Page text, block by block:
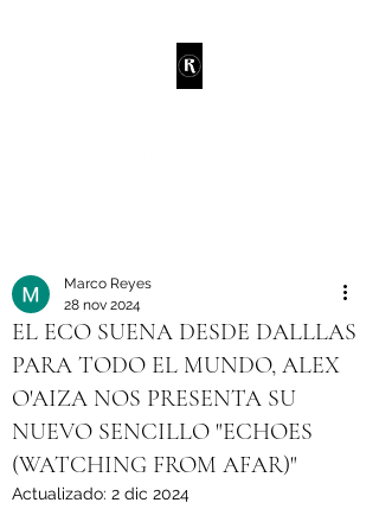
EL ECO SUENA DESDE DALLLAS
PARA TODO EL MUNDO, ALEX
O'AIZA NOS PRESENTA SU
NUEVO SENCILLO "ECHOES
(WATCHING FROM AFAR)"
Marco Reyes
28 nov 2024
Actualizado: 2 dic 2024